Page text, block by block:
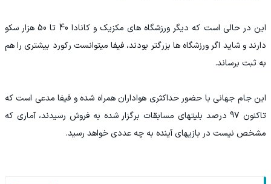
این در حالی است که دیگر ورزشگاه های مکزیک و کانادا 40 تا 50 هزار سکو
دارند و شاید اگر ورزشگاه ها بزرگتر بودند، فیفا میتوانست رکورد بیشتری را هم
به ثبت برساند.
این جام جهانی با حضور حداکثری هواداران همراه شده و فیفا مدعی است که
تاکنون 97 درصد بلیتهای مسابقات برگزار شده به فروش رسیدند، آماری که
مشخص نیست در بازیهای آینده به چه عددی خواهد رسید.